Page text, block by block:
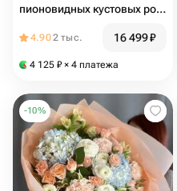
пионовидных кустовых роз
4.902 тыс. 16 499₽
4 125 ₽ × 4 платежа
-10%